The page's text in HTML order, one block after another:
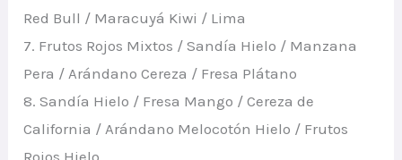
Red Bull / Maracuyá Kiwi / Lima
7. Frutos Rojos Mixtos / Sandía Hielo / Manzana
Pera / Arándano Cereza / Fresa Plátano
8. Sandía Hielo / Fresa Mango / Cereza de
California / Arándano Melocotón Hielo / Frutos
Rojos Hielo